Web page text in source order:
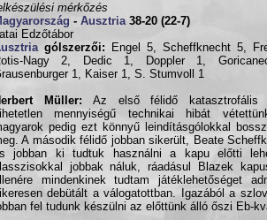
mérkőzés
- Ausztria 38-20 (22-7)
Edzőtábor
gólszerzői: Engel 5, Scheffknecht 5,
Nagy 2, Dedic 1, Doppler 1,
1, Kaiser 1, S. Stumvoll 1
Müller: Az első félidő katasztrofális
mennyiségű technikai hibát
pedig ezt könnyű leindításgólokkal
A második félidő jobban sikerült, Beate
jobban ki tudtuk használni a kapu előtti
jobbak náluk, ráadásul Blazek
mindenkinek tudtam játéklehetőséget
debütált a válogatottban. Igazából a
fel tudunk készülni az előttünk álló őszi Eb-